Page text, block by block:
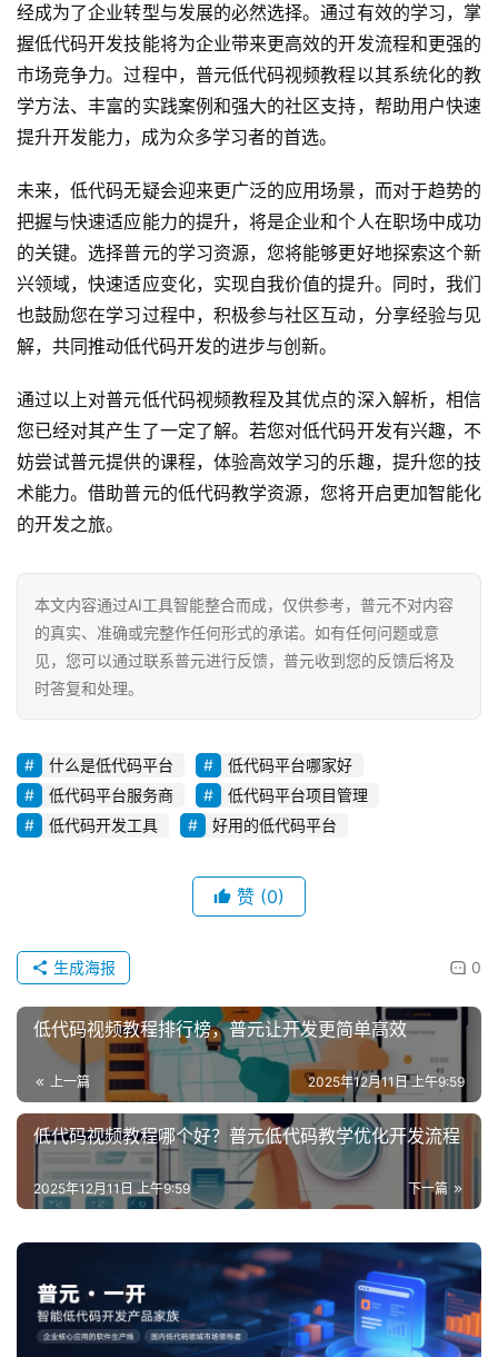
经成为了企业转型与发展的必然选择。通过有效的学习，掌
握低代码开发技能将为企业带来更高效的开发流程和更强的
市场竞争力。过程中，普元低代码视频教程以其系统化的教
学方法、丰富的实践案例和强大的社区支持，帮助用户快速
提升开发能力，成为众多学习者的首选。
未来，低代码无疑会迎来更广泛的应用场景，而对于趋势的
把握与快速适应能力的提升，将是企业和个人在职场中成功
的关键。选择普元的学习资源，您将能够更好地探索这个新
兴领域，快速适应变化，实现自我价值的提升。同时，我们
也鼓励您在学习过程中，积极参与社区互动，分享经验与见
解，共同推动低代码开发的进步与创新。
通过以上对普元低代码视频教程及其优点的深入解析，相信
您已经对其产生了一定了解。若您对低代码开发有兴趣，不
妨尝试普元提供的课程，体验高效学习的乐趣，提升您的技
术能力。借助普元的低代码教学资源，您将开启更加智能化
的开发之旅。
本文内容通过AI工具智能整合而成，仅供参考，普元不对内容
的真实、准确或完整作任何形式的承诺。如有任何问题或意
见，您可以通过联系普元进行反馈，普元收到您的反馈后将及
时答复和处理。
什么是低代码平台
低代码平台哪家好
低代码平台服务商
低代码平台项目管理
低代码开发工具
好用的低代码平台
赞 (0)
0
生成海报
低代码视频教程排行榜，普元让开发更简单高效
上一篇 2025年12月11日 上午9:59
低代码视频教程哪个好？普元低代码教学优化开发流程
下一篇
2025年12月11日 上午9:59